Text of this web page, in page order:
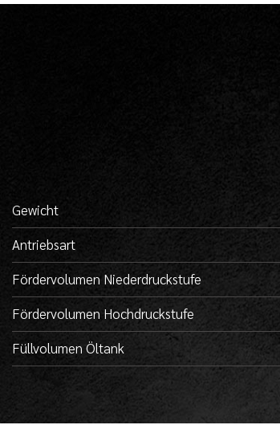
Gewicht
Antriebsart
Fördervolumen Niederdruckstufe
Fördervolumen Hochdruckstufe
Füllvolumen Öltank